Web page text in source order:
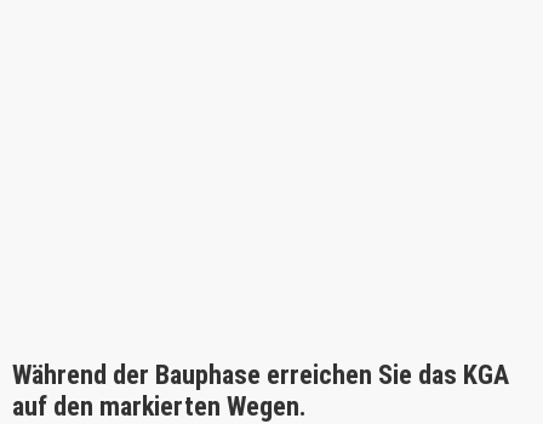
Während der Bauphase erreichen Sie das KGA
auf den markierten Wegen.